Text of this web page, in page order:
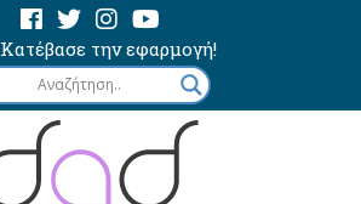
Κατέβασε την εφαρμογή!